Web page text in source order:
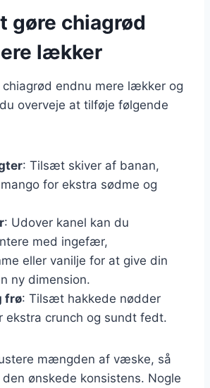
gøre chiagrød
lækker
chiagrød endnu mere lækker og
overveje at tilføje følgende
: Tilsæt skiver af banan,
for ekstra sødme og
: Udover kanel kan du
med ingefær,
eller vanilje for at give din
ny dimension.
frø: Tilsæt hakkede nødder
ekstra crunch og sundt fedt.
mængden af væske, så
ønskede konsistens. Nogle